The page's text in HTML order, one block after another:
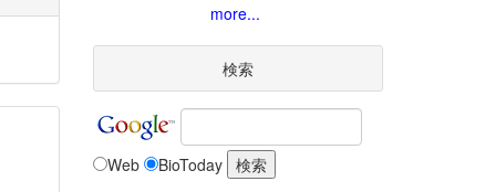
more...
検索
Web BioToday